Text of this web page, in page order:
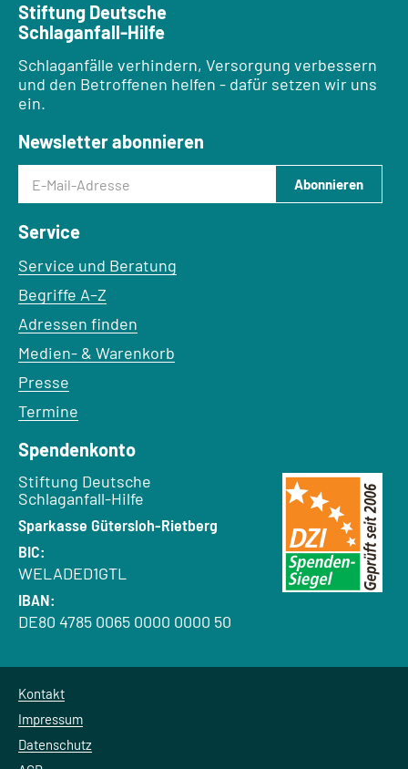
Stiftung Deutsche
Schlaganfall-Hilfe
Schlaganfälle verhindern, Versorgung verbessern
und den Betroffenen helfen - dafür setzen wir uns
ein.
Newsletter abonnieren
E-Mail-Adresse
Abonnieren
Service
Service und Beratung
Begriffe A–Z
Adressen finden
Medien- & Warenkorb
Presse
Termine
Spendenkonto
Empfänger:
Stiftung Deutsche
Schlaganfall-Hilfe
Bank:
Sparkasse Gütersloh-Rietberg
BIC:
WELADED1GTL
IBAN:
DE80 4785 0065 0000 0000 50
Kontakt
Impressum
Datenschutz